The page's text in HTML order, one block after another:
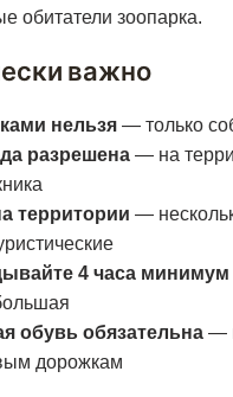
обитатели зоопарка.
важно
нельзя — только
разрешена — на
территории —
4 часа минимум
обувь обязательна —
дорожкам